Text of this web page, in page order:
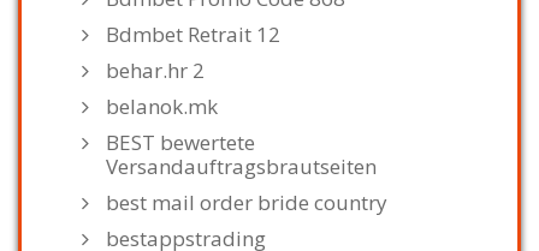
Bdmbet Retrait 12
behar.hr 2
belanok.mk
BEST bewertete
Versandauftragsbrautseiten
best mail order bride country
bestappstrading